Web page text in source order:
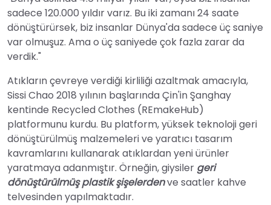
sadece 120.000 yıldır varız. Bu iki zamanı 24 saate
dönüştürürsek, biz insanlar Dünya'da sadece üç saniye
var olmuşuz. Ama o üç saniyede çok fazla zarar da
verdik."
Atıkların çevreye verdiği kirliliği azaltmak amacıyla,
Sissi Chao 2018 yılının başlarında Çin'in Şanghay
kentinde Recycled Clothes (REmakeHub)
platformunu kurdu. Bu platform, yüksek teknoloji geri
dönüştürülmüş malzemeleri ve yaratıcı tasarım
kavramlarını kullanarak atıklardan yeni ürünler
yaratmaya adanmıştır. Örneğin, giysiler geri
dönüştürülmüş plastik şişelerdenve saatler kahve
telvesinden yapılmaktadır.